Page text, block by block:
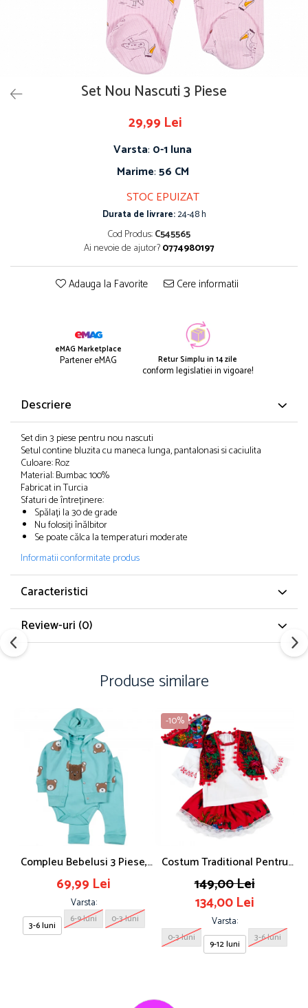
Set Nou Nascuti 3 Piese
29,99 Lei
Varsta: 0-1 luna
Marime:56 CM
STOC EPUIZAT
Durata de livrare:24-48 h
Cod Produs:C545565
Ai nevoie de ajutor?0774980197
Adauga la Favorite Cere informatii
eMAG Marketplace
Partener eMAG Retur Simplu in 14 zile
conform legislatiei in vigoare!
Descriere
Set din 3 piese pentru nou nascuti
Setul contine bluzita cu maneca lunga, pantalonasi si caciulita
Culoare: Roz
Material: Bumbac 100%
Fabricat in Turcia
Sfaturi de întreținere:
Spălați la 30 de grade
Nu folosiți înălbitor
Se poate călca la temperaturi moderate
Informatii conformitate produs
Caracteristici
Review-uri (0)
Produse similare
Compleu Bebelusi 3 Piese,
Model Ursulet, Safir
69,99 Lei
Varsta:
3-6 luni
6-9 luni 0-3 luni
-10%
Costum Traditional Pentru
Fetite, 4 Piese
149,00 Lei
134,00 Lei
Varsta:
0-3 luni
9-12 luni
3-6 luni